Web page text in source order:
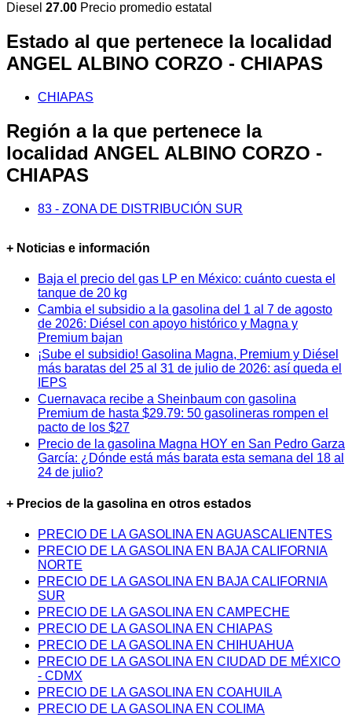
Diesel 27.00 Precio promedio estatal
Estado al que pertenece la localidad
ANGEL ALBINO CORZO - CHIAPAS
CHIAPAS
Región a la que pertenece la
localidad ANGEL ALBINO CORZO -
CHIAPAS
83 - ZONA DE DISTRIBUCIÓN SUR
+ Noticias e información
Baja el precio del gas LP en México: cuánto cuesta el
tanque de 20 kg
Cambia el subsidio a la gasolina del 1 al 7 de agosto
de 2026: Diésel con apoyo histórico y Magna y
Premium bajan
¡Sube el subsidio! Gasolina Magna, Premium y Diésel
más baratas del 25 al 31 de julio de 2026: así queda el
IEPS
Cuernavaca recibe a Sheinbaum con gasolina
Premium de hasta $29.79: 50 gasolineras rompen el
pacto de los $27
Precio de la gasolina Magna HOY en San Pedro Garza
García: ¿Dónde está más barata esta semana del 18 al
24 de julio?
+ Precios de la gasolina en otros estados
PRECIO DE LA GASOLINA EN AGUASCALIENTES
PRECIO DE LA GASOLINA EN BAJA CALIFORNIA
NORTE
PRECIO DE LA GASOLINA EN BAJA CALIFORNIA
SUR
PRECIO DE LA GASOLINA EN CAMPECHE
PRECIO DE LA GASOLINA EN CHIAPAS
PRECIO DE LA GASOLINA EN CHIHUAHUA
PRECIO DE LA GASOLINA EN CIUDAD DE MÉXICO
- CDMX
PRECIO DE LA GASOLINA EN COAHUILA
PRECIO DE LA GASOLINA EN COLIMA